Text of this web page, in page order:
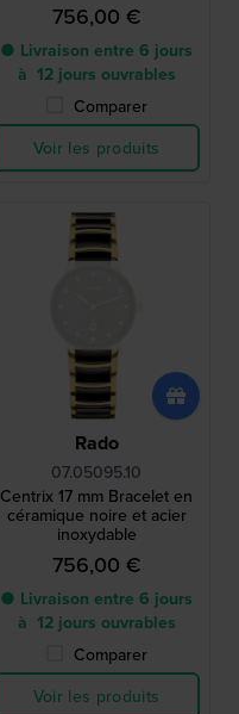
756,00 €
● Livraison entre 6 jours
à 12 jours ouvrables
Comparer
Voir les produits
Rado
07.05095.10
Centrix 17 mm Bracelet en
céramique noire et acier
inoxydable
756,00 €
● Livraison entre 6 jours
à 12 jours ouvrables
Comparer
Voir les produits